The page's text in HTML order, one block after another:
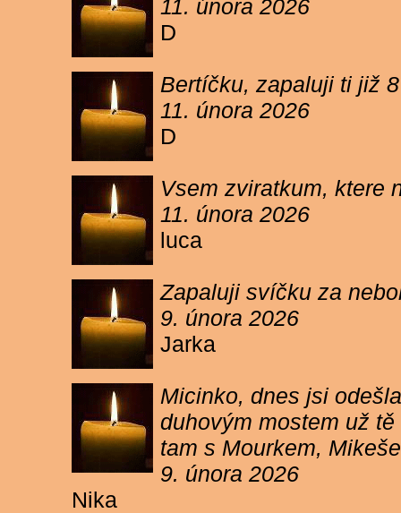
11. února 2026
D
Bertíčku, zapaluji ti již
11. února 2026
D
Vsem zviratkum, ktere
11. února 2026
luca
Zapaluji svíčku za
9. února 2026
Jarka
Micinko, dnes jsi
duhovým mostem už
tam s Mourkem,
9. února 2026
Nika